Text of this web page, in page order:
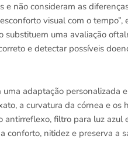
e não consideram as
visual com o
substituem uma avaliação
e detectar possíveis
adaptação personalizada
a curvatura da córnea e os
antirreflexo, filtro para luz azul
nitidez e preserva a